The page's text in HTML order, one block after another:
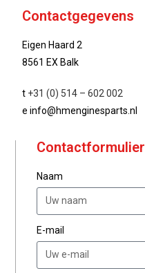
Contactgegevens
Eigen Haard 2
8561 EX Balk
t +31 (0) 514 – 602 002
e info@hmenginesparts.nl
Contactformulier
Naam
E-mail